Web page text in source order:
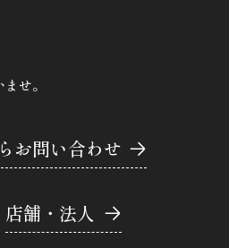
せ。
お問い合わせ
店舗・法人